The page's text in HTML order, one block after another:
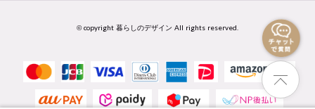
© copyright 暮らしのデザイン All rights reserved.